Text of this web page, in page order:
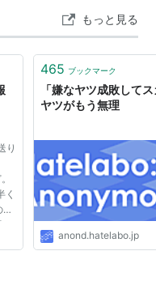
もっと見る
り
く
465 ブックマーク
「嫌なヤツ成敗して
ヤツがもう無理
anond.hatelabo.jp